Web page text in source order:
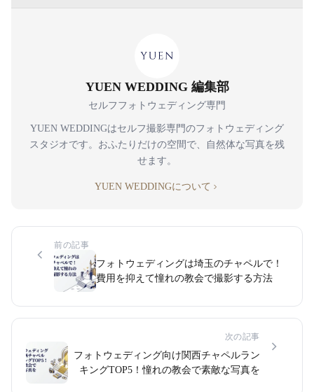
YUEN WEDDING 編集部
セルフフォトウェディング専門
YUEN WEDDINGはセルフ撮影専門のフォトウェディング
スタジオです。おふたりだけの空間で、自然体な写真を残
せます。
YUEN WEDDINGについて
前の記事
フォトウェディングは埼玉のチャペルで！
費用を抑えて憧れの教会で撮影する方法
次の記事
フォトウェディング向け関西チャペルラン
キングTOP5！憧れの教会で素敵な写真を